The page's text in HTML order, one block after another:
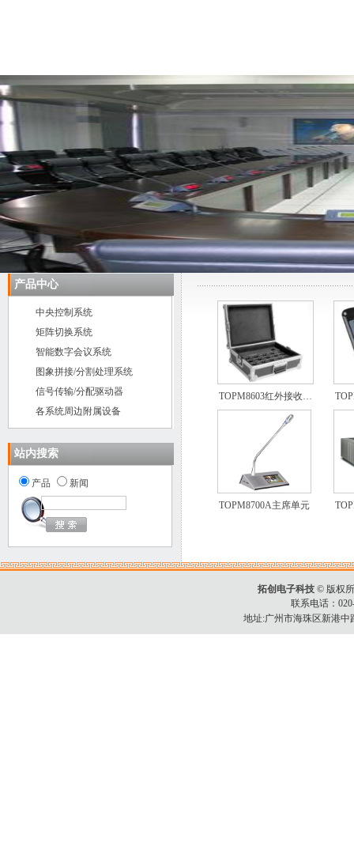
产品中心
中央控制系统
矩阵切换系统
智能数字会议系统
图象拼接/分割处理系统
信号传输/分配驱动器
各系统周边附属设备
站内搜索
产品 新闻
TOPM8603红外接收…
TOPM8700A主席单元
拓创电子科技© 版权所
联系电话：
地址:广州市海珠区新港中